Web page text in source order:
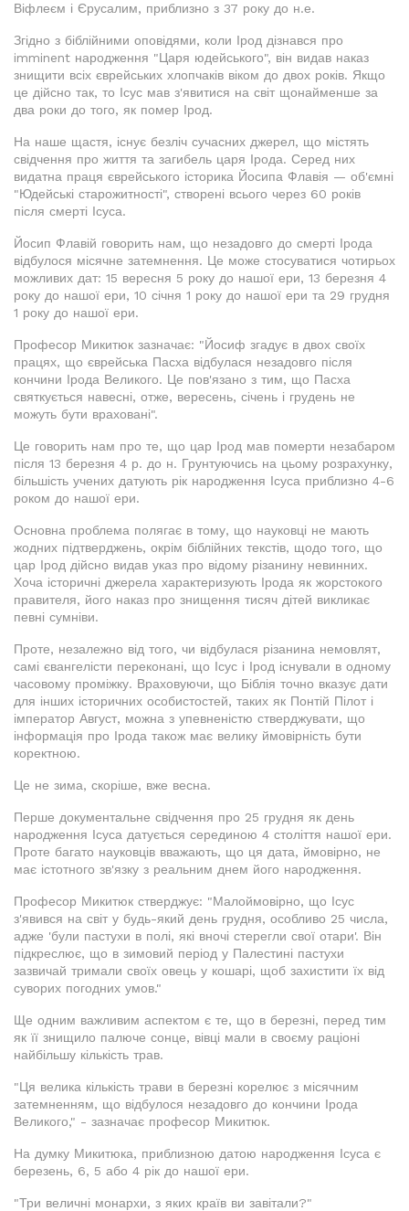
Віфлеєм і Єрусалим, приблизно з 37 року до н.е.
Згідно з біблійними оповідями, коли Ірод дізнався про
imminent народження "Царя юдейського", він видав наказ
знищити всіх єврейських хлопчаків віком до двох років. Якщо
це дійсно так, то Ісус мав з'явитися на світ щонайменше за
два роки до того, як помер Ірод.
На наше щастя, існує безліч сучасних джерел, що містять
свідчення про життя та загибель царя Ірода. Серед них
видатна праця єврейського історика Йосипа Флавія — об'ємні
"Юдейські старожитності", створені всього через 60 років
після смерті Ісуса.
Йосип Флавій говорить нам, що незадовго до смерті Ірода
відбулося місячне затемнення. Це може стосуватися чотирьох
можливих дат: 15 вересня 5 року до нашої ери, 13 березня 4
року до нашої ери, 10 січня 1 року до нашої ери та 29 грудня
1 року до нашої ери.
Професор Микитюк зазначає: "Йосиф згадує в двох своїх
працях, що єврейська Пасха відбулася незадовго після
кончини Ірода Великого. Це пов'язано з тим, що Пасха
святкується навесні, отже, вересень, січень і грудень не
можуть бути враховані".
Це говорить нам про те, що цар Ірод мав померти незабаром
після 13 березня 4 р. до н. Грунтуючись на цьому розрахунку,
більшість учених датують рік народження Ісуса приблизно 4-6
роком до нашої ери.
Основна проблема полягає в тому, що науковці не мають
жодних підтверджень, окрім біблійних текстів, щодо того, що
цар Ірод дійсно видав указ про відому різанину невинних.
Хоча історичні джерела характеризують Ірода як жорстокого
правителя, його наказ про знищення тисяч дітей викликає
певні сумніви.
Проте, незалежно від того, чи відбулася різанина немовлят,
самі євангелісти переконані, що Ісус і Ірод існували в одному
часовому проміжку. Враховуючи, що Біблія точно вказує дати
для інших історичних особистостей, таких як Понтій Пілот і
імператор Август, можна з упевненістю стверджувати, що
інформація про Ірода також має велику ймовірність бути
коректною.
Це не зима, скоріше, вже весна.
Перше документальне свідчення про 25 грудня як день
народження Ісуса датується серединою 4 століття нашої ери.
Проте багато науковців вважають, що ця дата, ймовірно, не
має істотного зв'язку з реальним днем його народження.
Професор Микитюк стверджує: "Малоймовірно, що Ісус
з'явився на світ у будь-який день грудня, особливо 25 числа,
адже 'були пастухи в полі, які вночі стерегли свої отари'. Він
підкреслює, що в зимовий період у Палестині пастухи
зазвичай тримали своїх овець у кошарі, щоб захистити їх від
суворих погодних умов."
Ще одним важливим аспектом є те, що в березні, перед тим
як її знищило палюче сонце, вівці мали в своєму раціоні
найбільшу кількість трав.
"Ця велика кількість трави в березні корелює з місячним
затемненням, що відбулося незадовго до кончини Ірода
Великого," - зазначає професор Микитюк.
На думку Микитюка, приблизною датою народження Ісуса є
березень, 6, 5 або 4 рік до нашої ери.
"Три величні монархи, з яких країв ви завітали?"